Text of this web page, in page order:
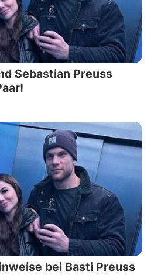
Sebastian Preuss
bei Basti Preuss